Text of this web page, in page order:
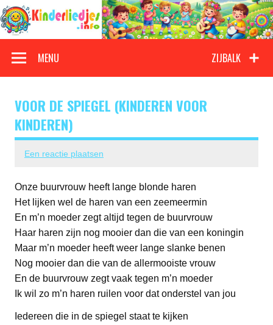
Doorgaan
naar
inhoud
Kinderliedjes
ZIJBALK
MENU
VOOR DE SPIEGEL (KINDEREN VOOR
KINDEREN)
Een reactie plaatsen
Onze buurvrouw heeft lange blonde haren
Het lijken wel de haren van een zeemeermin
En m’n moeder zegt altijd tegen de buurvrouw
Haar haren zijn nog mooier dan die van een koningin
Maar m’n moeder heeft weer lange slanke benen
Nog mooier dan die van de allermooiste vrouw
En de buurvrouw zegt vaak tegen m’n moeder
Ik wil zo m’n haren ruilen voor dat onderstel van jou
Iedereen die in de spiegel staat te kijken